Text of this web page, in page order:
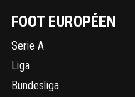
FOOT EUROPÉEN
Serie A
Liga
Bundesliga